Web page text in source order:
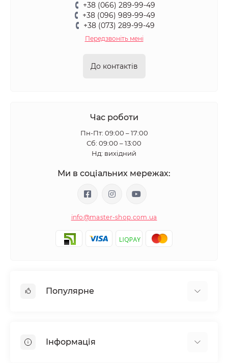
+38 (066) 289-99-49
+38 (096) 989-99-49
+38 (073) 289-99-49
Передзвоніть мені
До контактів
Час роботи
Пн-Пт: 09:00 – 17:00
Сб: 09:00 – 13:00
Нд: вихідний
Ми в соціальних мережах:
info@master-shop.com.ua
Популярне
Парафінотерапія
Інформація